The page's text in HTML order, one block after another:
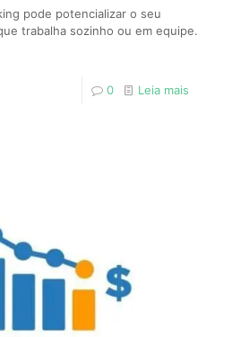
pode potencializar o seu
trabalha sozinho ou em equipe.
0 Leia mais